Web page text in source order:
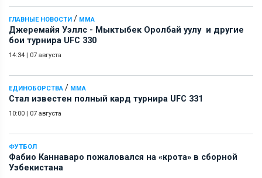
ГЛАВНЫЕ НОВОСТИ / ММА
Джеремайя Уэллс - Мыктыбек Оролбай уулу и другие
бои турнира UFC 330
14:34 | 07 августа
ЕДИНОБОРСТВА / ММА
Стал известен полный кард турнира UFC 331
10:00 | 07 августа
ФУТБОЛ
Фабио Каннаваро пожаловался на «крота» в сборной
Узбекистана